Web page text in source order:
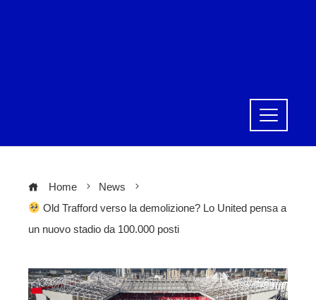
Home
News
Old Trafford verso la demolizione? Lo United pensa a
un nuovo stadio da 100.000 posti